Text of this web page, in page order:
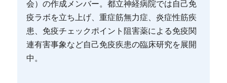
会）の作成メンバー。都立神経病院では自己免
疫ラボを立ち上げ、重症筋無力症、炎症性筋疾
患、免疫チェックポイント阻害薬による免疫関
連有害事象など自己免疫疾患の臨床研究を展開
中。